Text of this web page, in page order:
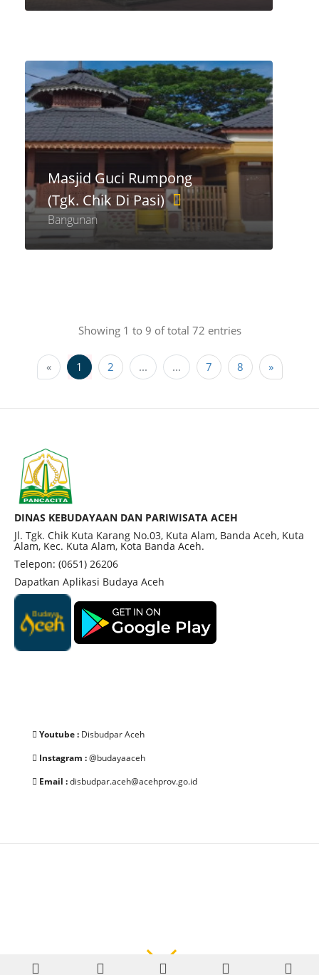
Masjid Guci Rumpong
(Tgk. Chik Di Pasi)
Bangunan
Showing 1 to 9 of total 72 entries
« 1 2 ... ... 7 8 »
DINAS KEBUDAYAAN DAN PARIWISATA ACEH
Jl. Tgk. Chik Kuta Karang No.03, Kuta Alam, Banda Aceh, Kuta
Alam, Kec. Kuta Alam, Kota Banda Aceh.
Telepon: (0651) 26206
Dapatkan Aplikasi Budaya Aceh
Youtube : Disbudpar Aceh
Instagram :@budayaaceh
Email :disbudpar.aceh@acehprov.go.id